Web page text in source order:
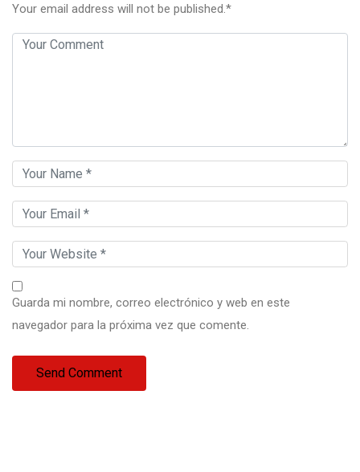
Your email address will not be published.*
Guarda mi nombre, correo electrónico y web en este
navegador para la próxima vez que comente.